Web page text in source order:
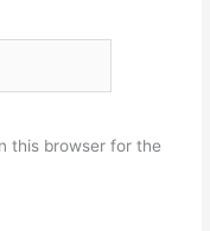
this browser for the